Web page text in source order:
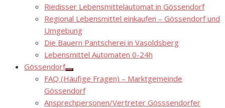
Riedisser Lebensmittelautomat in Gössendorf
Regional Lebensmittel einkaufen – Gössendorf und
Umgebung
Die Bauern Pantscherei in Vasoldsberg
Lebensmittel Automaten 0-24h
Gössendorf
Show
sub
menu
FAQ (Häufige Fragen) – Marktgemeinde
Gössendorf
Ansprechpersonen/Vertreter Gösssendorfer